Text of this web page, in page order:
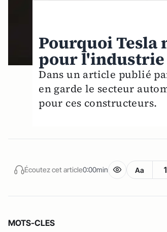
Pourquoi Tesla
pour l'industrie
Dans un article publié
en garde le secteur
pour ces constructeurs.
Écoutez cet article0:00min Aa
MOTS-CLES